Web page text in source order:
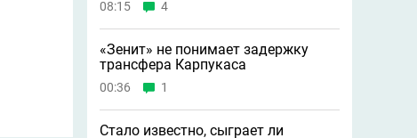
08:15 4
«Зенит» не понимает задержку
трансфера Карпукаса
00:36 1
Стало известно, сыграет ли